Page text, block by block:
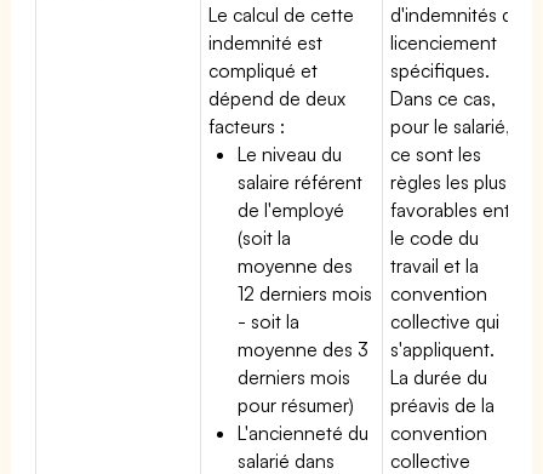
Le calcul de cette
indemnité est
compliqué et
dépend de deux
facteurs :
Le niveau du
salaire référent
de l'employé
(soit la
moyenne des
12 derniers mois
- soit la
moyenne des 3
derniers mois
pour résumer)
L'ancienneté du
salarié dans
d'indemnités de
licenciement
spécifiques.
Dans ce cas,
pour le salarié,
ce sont les
règles les plus
favorables entre
le code du
travail et la
convention
collective qui
s'appliquent.
La durée du
préavis de la
convention
collective